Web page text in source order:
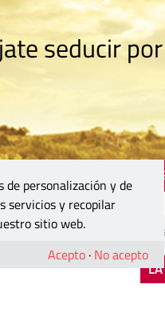
seducir
de personalización y de
servicios y recopilar
sitio web.
Acepto · No acepto